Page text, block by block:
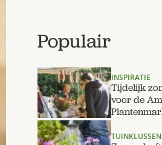
Populair
INSPIRATIE
Tijdelijk
voor de
TUINKLUSSEN